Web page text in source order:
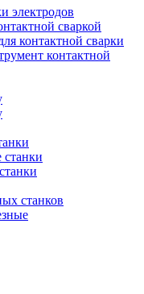
электродов
сваркой
контактной сварки
контактной
станки
станков